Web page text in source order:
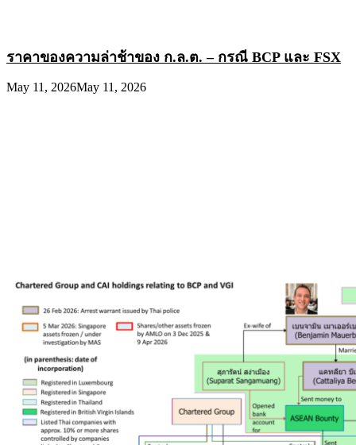
ราคาของความล่าช้าของ ก.ล.ต. – กรณี BCP และ FSX
May 11, 2026May 11, 2026